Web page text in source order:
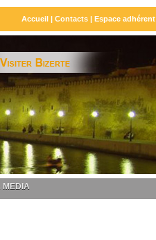
Accueil | Contacts | Espace adhérent
MEDIA